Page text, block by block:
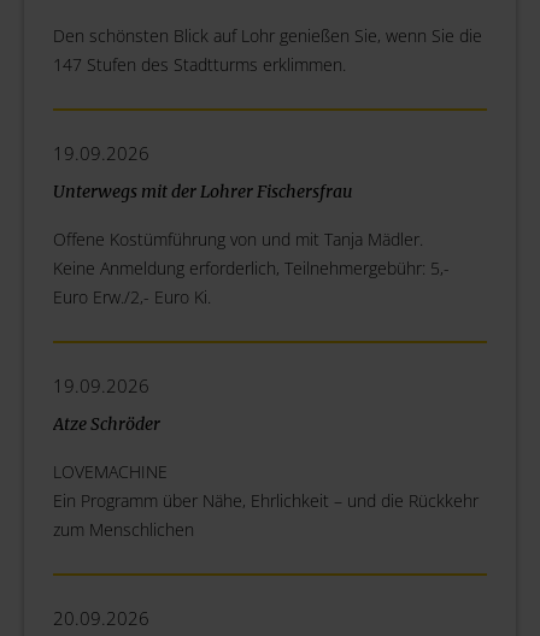
Den schönsten Blick auf Lohr genießen Sie, wenn Sie die
147 Stufen des Stadtturms erklimmen.
19.09.2026
Unterwegs mit der Lohrer Fischersfrau
Offene Kostümführung von und mit Tanja Mädler.
Keine Anmeldung erforderlich, Teilnehmergebühr: 5,-
Euro Erw./2,- Euro Ki.
19.09.2026
Atze Schröder
LOVEMACHINE
Ein Programm über Nähe, Ehrlichkeit – und die Rückkehr
zum Menschlichen
20.09.2026